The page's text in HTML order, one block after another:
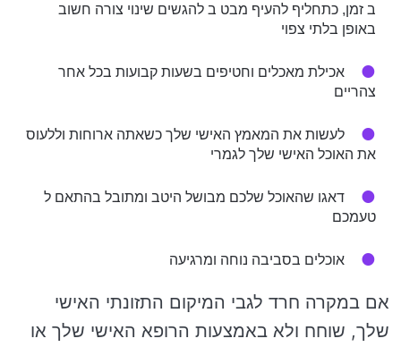
ב זמן, כתחליף להעיף מבט ב להגשים שינוי צורה חשוב
באופן בלתי צפוי
אכילת מאכלים וחטיפים בשעות קבועות בכל אחר
צהריים
לעשות את המאמץ האישי שלך כשאתה ארוחות וללעוס
את האוכל האישי שלך לגמרי
דאגו שהאוכל שלכם מבושל היטב ומתובל בהתאם ל
טעמכם
אוכלים בסביבה נוחה ומרגיעה
אם במקרה חרד לגבי המיקום התזונתי האישי
שלך, שוחח ולא באמצעות הרופא האישי שלך או